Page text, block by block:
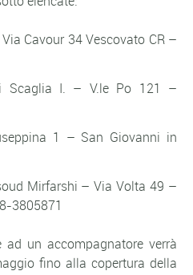
Cavour 34 Vescovato CR –
Scaglia I. – V.le Po 121 –
1 – San Giovanni in
Mirfarshi – Via Volta 49 –
3805871
un accompagnatore verrà
fino alla copertura della